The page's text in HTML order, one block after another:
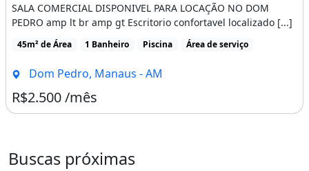
SALA COMERCIAL DISPONIVEL PARA LOCAÇÃO NO DOM
PEDRO amp lt br amp gt Escritorio confortavel localizado [...]
45m² de Área 1 Banheiro Piscina Área de serviço
Dom Pedro, Manaus - AM
R$2.500 /mês
Buscas próximas